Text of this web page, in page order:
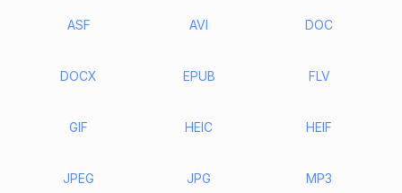
ASF AVI DOC
DOCX EPUB FLV
GIF HEIC HEIF
JPEG JPG MP3